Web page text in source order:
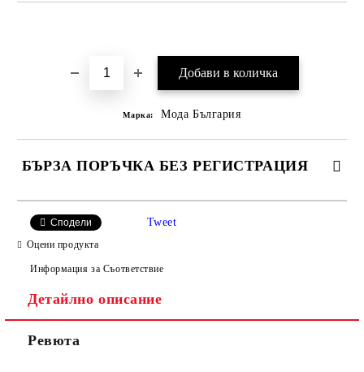
Марка: Мода България
БЪРЗА ПОРЪЧКА БЕЗ РЕГИСТРАЦИЯ
Съгласен съм с
Ние ще се свържем с вас в рамките на работния ден.
Сподели Tweet
Оцени продукта
Информация за Съответствие
Детайлно описание
Ревюта